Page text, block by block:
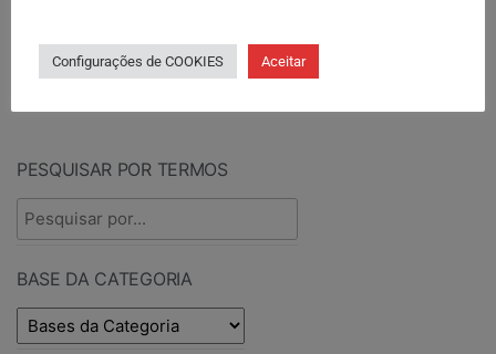
PESQUISAR POR TERMOS
BASE DA CATEGORIA
Configurações de COOKIES Aceitar